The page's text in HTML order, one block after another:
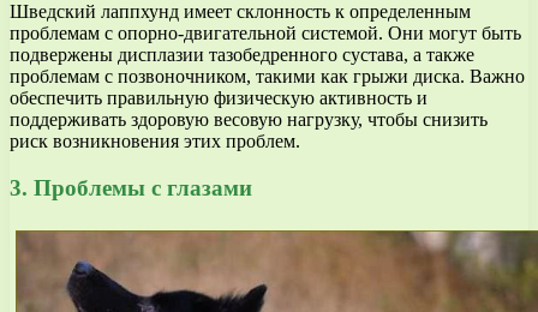
Шведский лаппхунд имеет склонность к определенным
проблемам с опорно-двигательной системой. Они могут быть
подвержены дисплазии тазобедренного сустава, а также
проблемам с позвоночником, такими как грыжи диска. Важно
обеспечить правильную физическую активность и
поддерживать здоровую весовую нагрузку, чтобы снизить
риск возникновения этих проблем.
3. Проблемы с глазами